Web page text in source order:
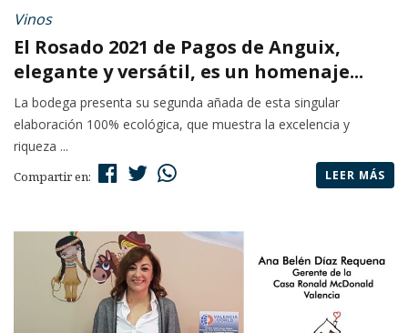
Vinos
El Rosado 2021 de Pagos de Anguix,
elegante y versátil, es un homenaje...
La bodega presenta su segunda añada de esta singular
elaboración 100% ecológica, que muestra la excelencia y
riqueza ...
Compartir en: LEER MÁS